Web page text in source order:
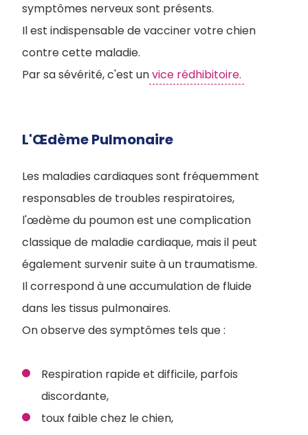
symptômes nerveux sont présents.
Il est indispensable de vacciner votre chien
contre cette maladie.
Par sa sévérité, c'est unvice rédhibitoire.
L'Œdème Pulmonaire
Les maladies cardiaques sont fréquemment
responsables de troubles respiratoires,
l'œdème du poumon est une complication
classique de maladie cardiaque, mais il peut
également survenir suite à un traumatisme.
Il correspond à une accumulation de fluide
dans les tissus pulmonaires.
On observe des symptômes tels que :
Respiration rapide et difficile, parfois
discordante,
toux faible chez le chien,